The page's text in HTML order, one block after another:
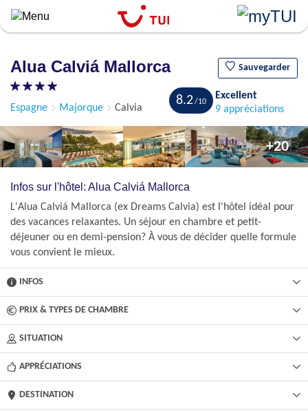
Aller
principal
Alua Calviá Mallorca Sauvegarder
Espagne Majorque Calvia
8.2
Excellent
9 appréciations
+20
Infos sur l'hôtel: Alua Calviá Mallorca
L'Alua Calviá Mallorca (ex Dreams Calvia) est l'hôtel idéal pour
des vacances relaxantes. Un séjour en chambre et petit-
déjeuner ou en demi-pension? À vous de décider quelle formule
vous convient le mieux.
INFOS
PRIX & TYPES DE CHAMBRE
SITUATION
APPRÉCIATIONS
DESTINATION